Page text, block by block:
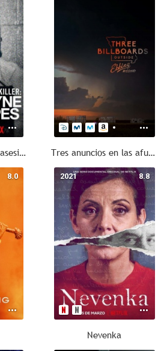
Conversaciones con asesinos: Las cintas de John Wayne Gacy Tres anuncios en las afueras
8.0 8.8
2021
Nevenka